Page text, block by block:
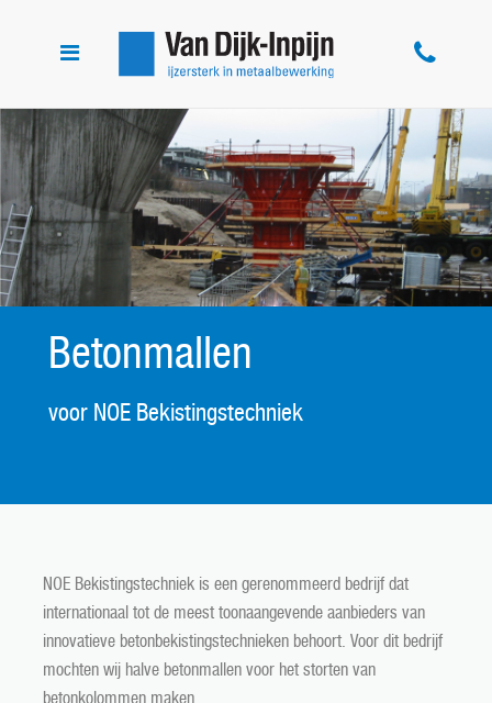
Toggle
Betonmallen
voor NOE Bekistingstechniek
NOE Bekistingstechniek is een gerenommeerd bedrijf dat
internationaal tot de meest toonaangevende aanbieders van
innovatieve betonbekistingstechnieken behoort. Voor dit bedrijf
mochten wij halve betonmallen voor het storten van
betonkolommen maken.